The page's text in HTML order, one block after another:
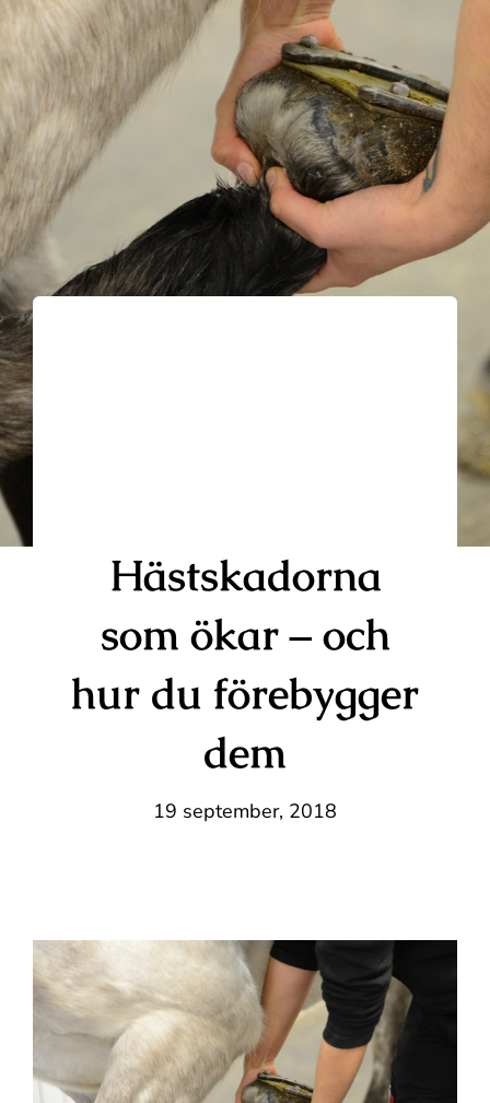
Kontakt
Hästskadorna
som ökar – och
hur du förebygger
dem
19 september, 2018